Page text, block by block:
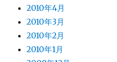
2010年4月
2010年3月
2010年2月
2010年1月